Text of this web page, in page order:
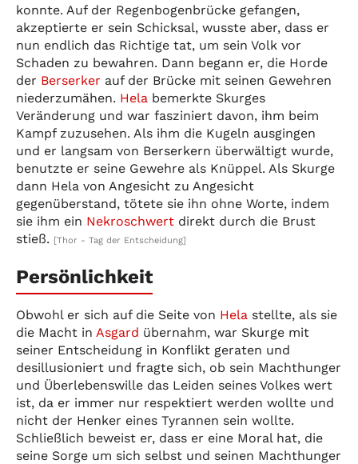
konnte. Auf der Regenbogenbrücke gefangen,
akzeptierte er sein Schicksal, wusste aber, dass er
nun endlich das Richtige tat, um sein Volk vor
Schaden zu bewahren. Dann begann er, die Horde
der Berserker auf der Brücke mit seinen Gewehren
niederzumähen. Hela bemerkte Skurges
Veränderung und war fasziniert davon, ihm beim
Kampf zuzusehen. Als ihm die Kugeln ausgingen
und er langsam von Berserkern überwältigt wurde,
benutzte er seine Gewehre als Knüppel. Als Skurge
dann Hela von Angesicht zu Angesicht
gegenüberstand, tötete sie ihn ohne Worte, indem
sie ihm ein Nekroschwert direkt durch die Brust
stieß. [Thor - Tag der Entscheidung]
Persönlichkeit
Obwohl er sich auf die Seite von Hela stellte, als sie
die Macht in Asgard übernahm, war Skurge mit
seiner Entscheidung in Konflikt geraten und
desillusioniert und fragte sich, ob sein Machthunger
und Überlebenswille das Leiden seines Volkes wert
ist, da er immer nur respektiert werden wollte und
nicht der Henker eines Tyrannen sein wollte.
Schließlich beweist er, dass er eine Moral hat, die
seine Sorge um sich selbst und seinen Machthunger